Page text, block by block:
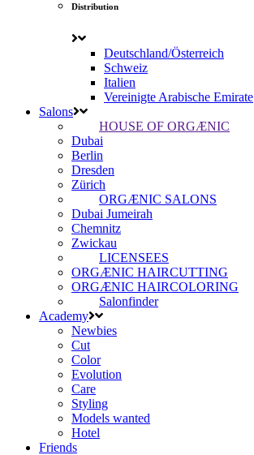
Distribution
Deutschland/Österreich
Schweiz
Italien
Vereinigte Arabische Emirate
Salons
HOUSE OF ORGÆNIC
Dubai
Berlin
Dresden
Zürich
ORGÆNIC SALONS
Dubai Jumeirah
Chemnitz
Zwickau
LICENSEES
ORGÆNIC HAIRCUTTING
ORGÆNIC HAIRCOLORING
Salonfinder
Academy
Newbies
Cut
Color
Evolution
Care
Styling
Models wanted
Hotel
Friends